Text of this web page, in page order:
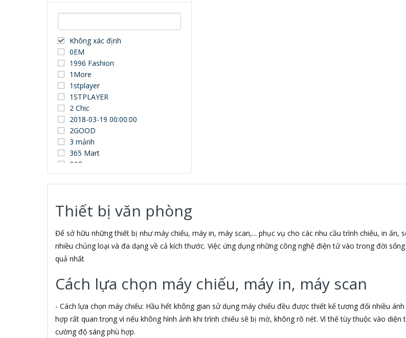
Không xác định
0EM
1996 Fashion
1More
1stplayer
1STPLAYER
2 Chic
2018-03-19 00:00:00
2GOOD
3 mảnh
365 Mart
3CE
3Dconnexion
3DUN
3M
3NOD
3OneData
4D
5ASYSTEMS
8848
A 100+
A Brand
A & T
A4Tech
Thiết bị văn phòng
Để sở hữu những thiết bị như máy chiếu, máy in, máy scan,... phục vụ cho các nhu cầu trình chiếu, in ấn,
nhiều chủng loại và đa dạng về cả kích thước. Việc ứng dụng những công nghệ điện tử vào trong đời
quả nhất
Cách lựa chọn máy chiếu, máy in, máy scan
- Cách lựa chọn máy chiếu: Hầu hết không gian sử dụng máy chiếu đều được thiết kế tương đối nhiều
hợp rất quan trọng vì nếu không hình ảnh khi trình chiếu sẽ bị mờ, không rõ nét. Vì thế tùy thuộc vào
cường độ sáng phù hợp.